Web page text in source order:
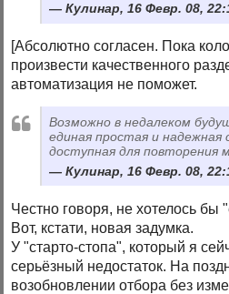
Кулинар, 16 Февр. 08,
[Абсолютно согласен. Пока
произвести качественного
автоматизация не поможет.
Возможно в недалеком
единая простая и надежная
доступная для повторения
Кулинар, 16 Февр. 08,
Честно говоря, не хотелось бы
Вот, кстати, новая задумка.
У "старто-стопа", который я
серьёзный недостаток. На
возобновлении отбора без